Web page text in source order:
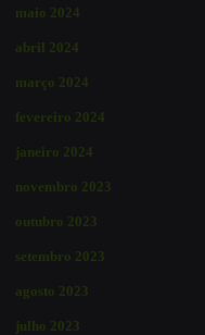
maio 2024
abril 2024
março 2024
fevereiro 2024
janeiro 2024
novembro 2023
outubro 2023
setembro 2023
agosto 2023
julho 2023